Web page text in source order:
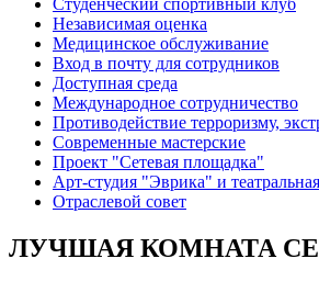
Студенческий спортивный клуб
Независимая оценка
Медицинское обслуживание
Вход в почту для сотрудников
Доступная среда
Международное сотрудничество
Противодействие терроризму,
Современные мастерские
Проект "Сетевая площадка"
Арт-студия "Эврика" и
Отраслевой совет
ЛУЧШАЯ КОМНАТА